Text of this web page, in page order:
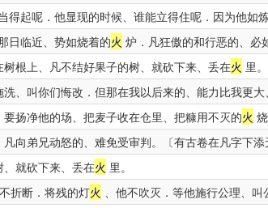
得起呢．他显现的时候、谁能立得住呢．因为他如
日临近、势如烧着的火 炉．凡狂傲的和行恶的、必
根上、凡不结好果子的树、就砍下来、丢在火 里。
、叫你们悔改．但那在我以后来的、能力比我更
扬净他的场、把麦子收在仓里、把糠用不灭的火
凡向弟兄动怒的、难免受审判。〔有古卷在凡字下
、就砍下来、丢在火 里。
折断．将残的灯火 、他不吹灭．等他施行公理、叫